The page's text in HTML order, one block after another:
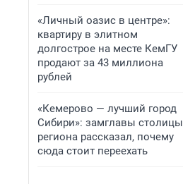
«Личный оазис в центре»:
квартиру в элитном
долгострое на месте КемГУ
продают за 43 миллиона
рублей
«Кемерово — лучший город
Сибири»: замглавы столицы
региона рассказал, почему
сюда стоит переехать